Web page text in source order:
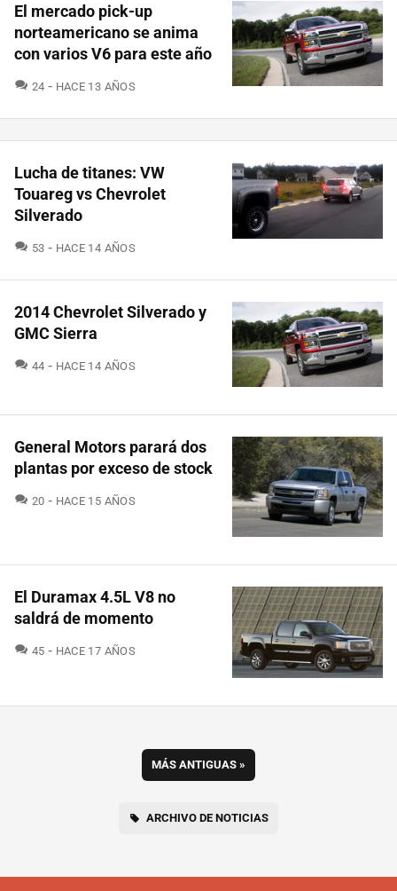
El mercado pick-up
norteamericano se anima
con varios V6 para este año
24 COMENTARIOS
HACE 13 AÑOS
Lucha de titanes: VW
Touareg vs Chevrolet
Silverado
53 COMENTARIOS
HACE 14 AÑOS
2014 Chevrolet Silverado y
GMC Sierra
44 COMENTARIOS
HACE 14 AÑOS
General Motors parará dos
plantas por exceso de stock
20 COMENTARIOS
HACE 15 AÑOS
El Duramax 4.5L V8 no
saldrá de momento
45 COMENTARIOS
HACE 17 AÑOS
MÁS ANTIGUAS »
ARCHIVO DE NOTICIAS